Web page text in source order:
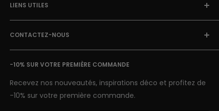
Blog Street Art
Politique de Retour
Mentions Légales & CGU
Conditions Générales de Vente
LIENS UTILES
FAQ
Avis clients
Suivi de colis
Nous contacter
CONTACTEZ-NOUS
E-mail: contact@street-art-galerie.com
7 jours sur 7
Semaine : 9h-18h | Week-end 9h-12h
-10% SUR VOTRE PREMIÈRE COMMANDE
Recevez nos nouveautés, inspirations déco et profitez de
-10% sur votre première commande.